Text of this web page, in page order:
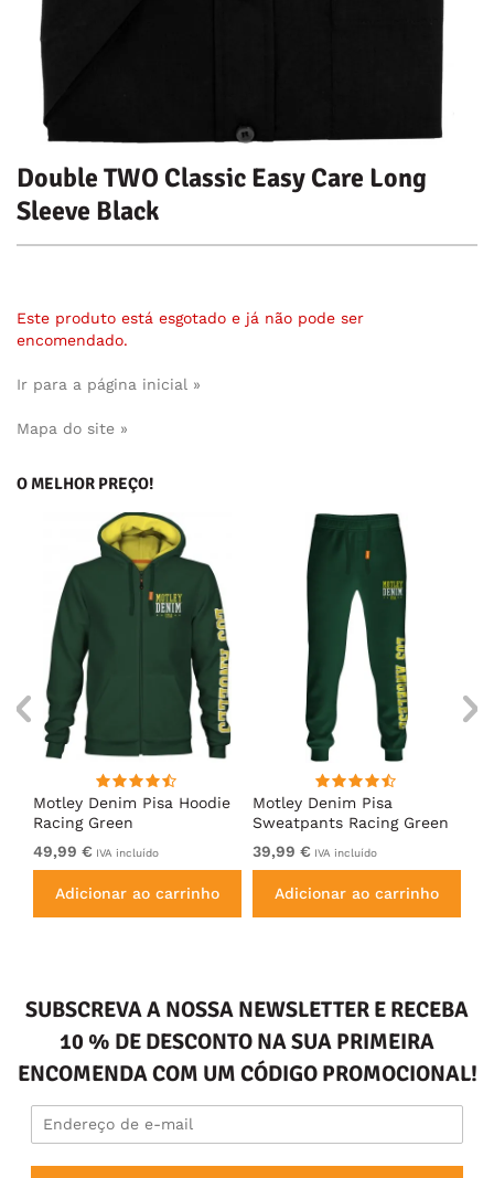
Double TWO Classic Easy Care Long
Sleeve Black
Este produto está esgotado e já não pode ser
encomendado.
Ir para a página inicial »
Mapa do site »
O MELHOR PREÇO!
Motley Denim Pisa Hoodie
Racing Green
49,99 € IVA incluído
Adicionar ao carrinho
Motley Denim Pisa
Sweatpants Racing Green
39,99 € IVA incluído
Adicionar ao carrinho
SUBSCREVA A NOSSA NEWSLETTER E RECEBA
10 % DE DESCONTO NA SUA PRIMEIRA
ENCOMENDA COM UM CÓDIGO PROMOCIONAL!